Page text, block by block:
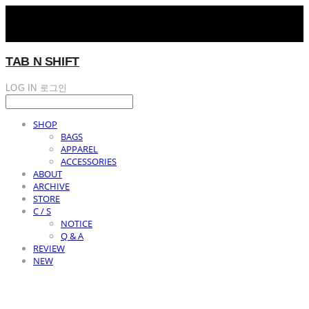
TAB N SHIFT
LOG IN 로그인
SHOP
BAGS
APPAREL
ACCESSORIES
ABOUT
ARCHIVE
STORE
C / S
NOTICE
Q & A
REVIEW
NEW